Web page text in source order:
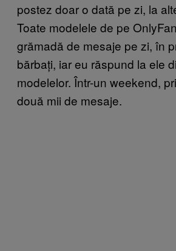
postez doar o dată pe zi, la
Toate modelele de pe
grămadă de mesaje pe zi, în
bărbați, iar eu răspund la ele
modelelor. Într-un weekend,
două mii de mesaje.